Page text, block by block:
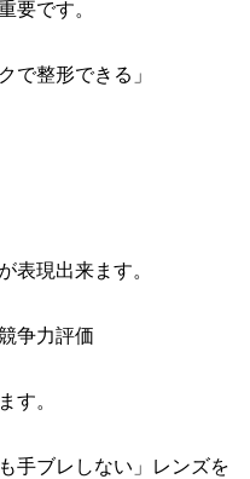
要です。
で整形できる」
表現出来ます。
争力評価
す。
手ブレしない」レンズを